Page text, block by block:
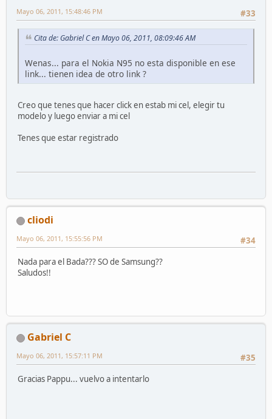
#33
Mayo 06, 2011, 15:48:46 PM
Cita de: Gabriel C en Mayo 06, 2011, 08:09:46 AM
Wenas... para el Nokia N95 no esta disponible en ese
link... tienen idea de otro link ?
Creo que tenes que hacer click en estab mi cel, elegir tu
modelo y luego enviar a mi cel
Tenes que estar registrado
cliodi
#34
Mayo 06, 2011, 15:55:56 PM
Nada para el Bada??? SO de Samsung??
Saludos!!
Gabriel C
#35
Mayo 06, 2011, 15:57:11 PM
Gracias Pappu... vuelvo a intentarlo